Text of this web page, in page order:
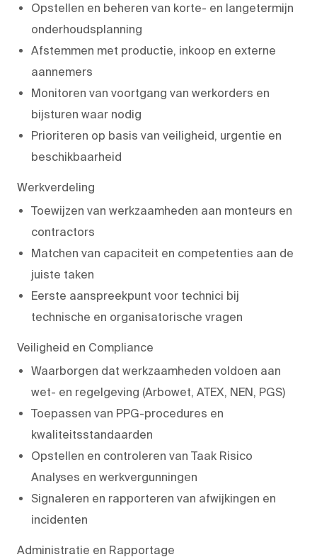
Opstellen en beheren van korte- en langetermijn
onderhoudsplanning
Afstemmen met productie, inkoop en externe
aannemers
Monitoren van voortgang van werkorders en
bijsturen waar nodig
Prioriteren op basis van veiligheid, urgentie en
beschikbaarheid
Werkverdeling
Toewijzen van werkzaamheden aan monteurs en
contractors
Matchen van capaciteit en competenties aan de
juiste taken
Eerste aanspreekpunt voor technici bij
technische en organisatorische vragen
Veiligheid en Compliance
Waarborgen dat werkzaamheden voldoen aan
wet- en regelgeving (Arbowet, ATEX, NEN, PGS)
Toepassen van PPG-procedures en
kwaliteitsstandaarden
Opstellen en controleren van Taak Risico
Analyses en werkvergunningen
Signaleren en rapporteren van afwijkingen en
incidenten
Administratie en Rapportage